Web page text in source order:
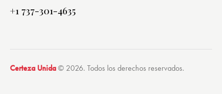
+1 737-301-4635
Certeza Unida© 2026. Todos los derechos reservados.